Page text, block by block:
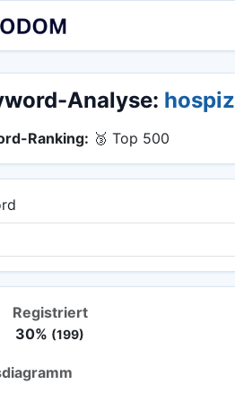
Analyse: hospiz
Ranking: 🥉 Top 500
Registriert
30% (199)